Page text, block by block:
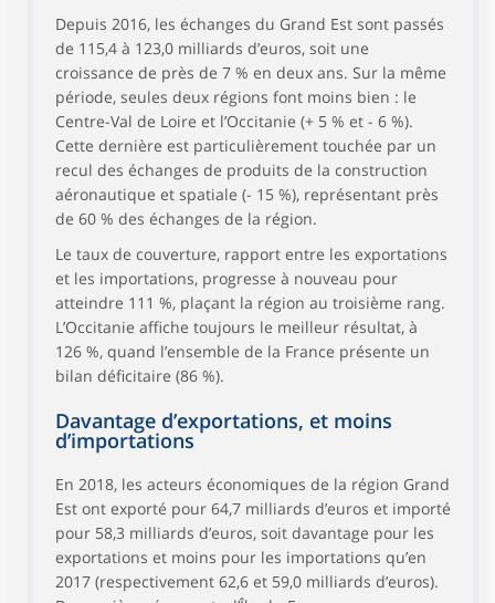
Depuis 2016, les échanges du Grand Est sont passés
de 115,4 à 123,0 milliards d’euros, soit une
croissance de près de 7 % en deux ans. Sur la même
période, seules deux régions font moins bien : le
Centre-Val de Loire et l’Occitanie (+ 5 % et - 6 %).
Cette dernière est particulièrement touchée par un
recul des échanges de produits de la construction
aéronautique et spatiale (- 15 %), représentant près
de 60 % des échanges de la région.
Le taux de couverture, rapport entre les exportations
et les importations, progresse à nouveau pour
atteindre 111 %, plaçant la région au troisième rang.
L’Occitanie affiche toujours le meilleur résultat, à
126 %, quand l’ensemble de la France présente un
bilan déficitaire (86 %).
Davantage d’exportations, et moins
d’importations
En 2018, les acteurs économiques de la région Grand
Est ont exporté pour 64,7 milliards d’euros et importé
pour 58,3 milliards d’euros, soit davantage pour les
exportations et moins pour les importations qu’en
2017 (respectivement 62,6 et 59,0 milliards d’euros).